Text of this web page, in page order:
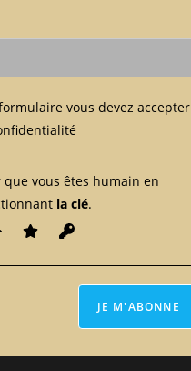
vide.
vous devez accepter
vous êtes humain en
la clé.